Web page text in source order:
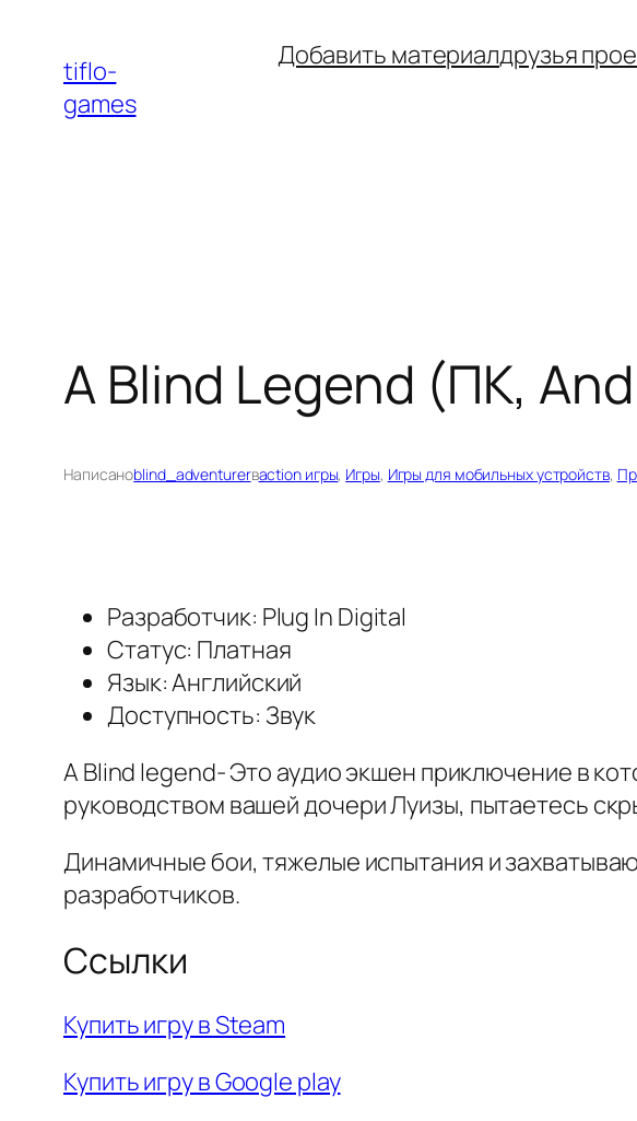
содержимому
tiflo-
games
Добавить материалдрузья
A Blind Legend (ПК,
Написаноblind_adventurerвaction игры, Игры, Игры для мобильных устройств,
Разработчик: Plug In Digital
Статус: Платная
Язык: Английский
Доступность: Звук
A Blind legend- Это аудио экшен приключение в
руководством вашей дочери Луизы, пытаетесь
Динамичные бои, тяжелые испытания и
разработчиков.
Ссылки
Купить игру в Steam
Купить игру в Google play